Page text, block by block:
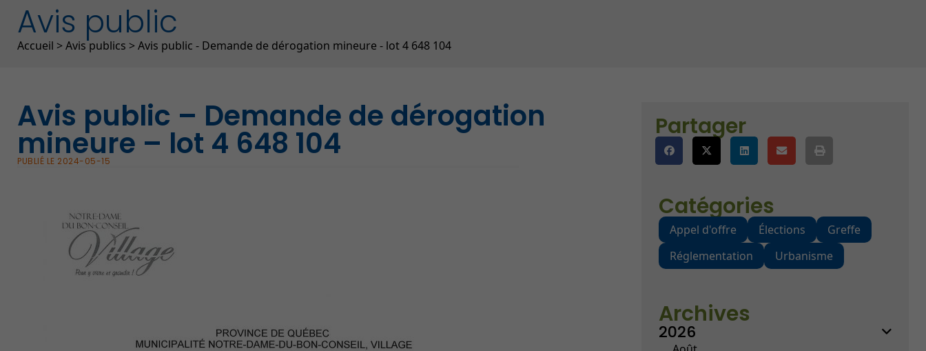
Répertoire des entreprises
Avis public
Fil d'Ariane
Accueil >Avis publics >Avis public - Demande de dérogation mineure - lot 4 648 104
Avis public – Demande de dérogation
mineure – lot 4 648 104
PUBLIÉ LE 2024-05-15
Partager
Catégories
Appel d'offre Élections
Greffe
Réglementation
Urbanisme
Archives
2026